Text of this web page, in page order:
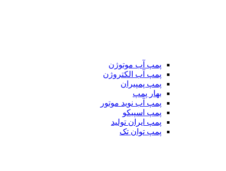
پمپ آب موتوژن
پمپ آب الکتروژن
پمپ پمپیران
بهار پمپ
پمپ آب نوید موتور
پمپ اسپیکو
پمپ ایران تولید
پمپ توان تک